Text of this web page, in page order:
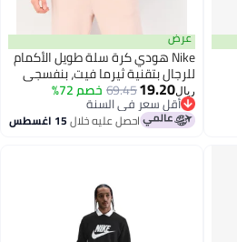
عرض
Nike هودي كرة سلة طويل الأكمام
للرجال بتقنية ثيرما فيت، بنفسجي
ريال19.20
69.45خصم 72%
أقل سعر في السنة
باقي 1 وحدات في المخزون
أقل سعر في السنة
احصل عليه خلال15 اغسطس